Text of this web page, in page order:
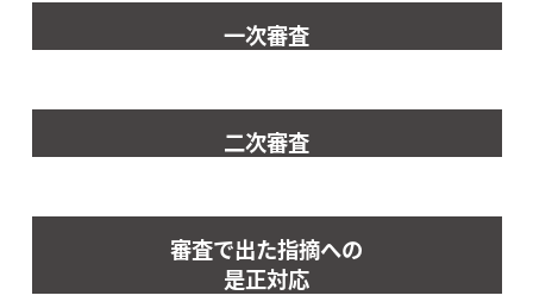
一次審査
二次審査
審査で出た指摘への
是正対応